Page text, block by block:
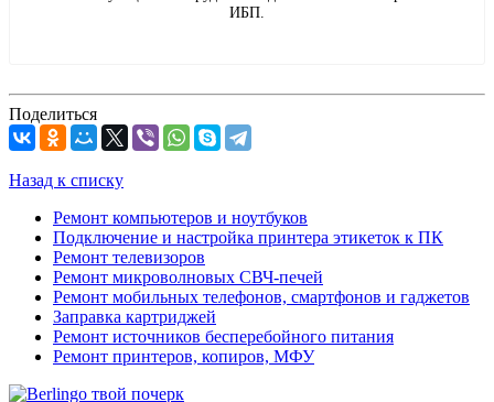
ИБП.
Поделиться
Назад к списку
Ремонт компьютеров и ноутбуков
Подключение и настройка принтера этикеток к ПК
Ремонт телевизоров
Ремонт микроволновых СВЧ-печей
Ремонт мобильных телефонов, смартфонов и гаджетов
Заправка картриджей
Ремонт источников бесперебойного питания
Ремонт принтеров, копиров, МФУ